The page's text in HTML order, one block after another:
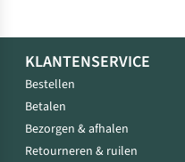
KLANTENSERVICE
Bestellen
Betalen
Bezorgen & afhalen
Retourneren & ruilen